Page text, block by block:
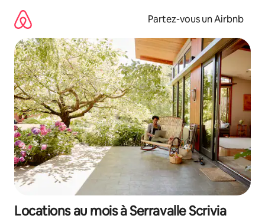
directement
contenu
Partez-vous un Airbnb
Locations au mois à Serravalle Scrivia